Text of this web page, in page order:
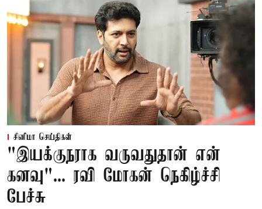
சினிமா செய்திகள்
"இயக்குநராக வருவதுதான் என்
கனவு"... ரவி மோகன் நெகிழ்ச்சி
பேச்சு